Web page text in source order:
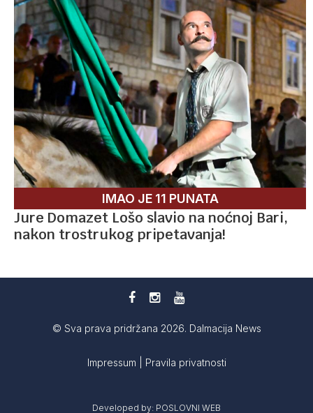
IMAO JE 11 PUNATA
Jure Domazet Lošo slavio na noćnoj Bari,
nakon trostrukog pripetavanja!
© Sva prava pridržana 2026. Dalmacija News
Impressum Pravila privatnosti
Developed by: POSLOVNI WEB